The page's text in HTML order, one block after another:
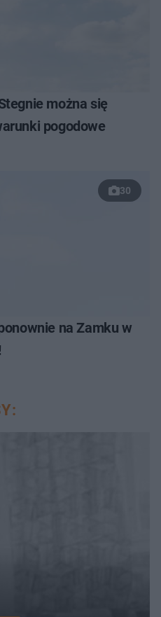
można się
pogodowe
30
na Zamku w